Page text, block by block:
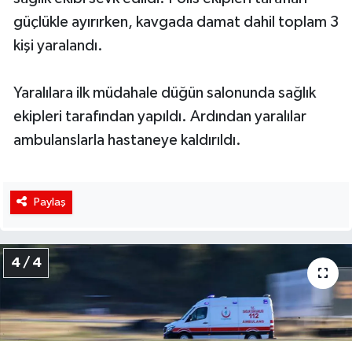
güçlükle ayırırken, kavgada damat dahil toplam 3
kişi yaralandı.
Yaralılara ilk müdahale düğün salonunda sağlık
ekipleri tarafından yapıldı. Ardından yaralılar
ambulanslarla hastaneye kaldırıldı.
Paylaş
4 / 4